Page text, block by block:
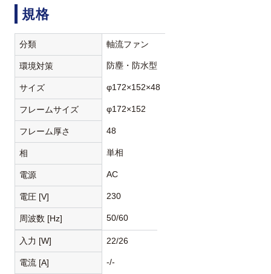
規格
分類 軸流ファン
環境対策 防塵・防水型
サイズ φ172×152×48
フレームサイズ φ172×152
フレーム厚さ 48
相 単相
電源 AC
電圧 [V] 230
周波数 [Hz] 50/60
入力 [W] 22/26
電流 [A] -/-